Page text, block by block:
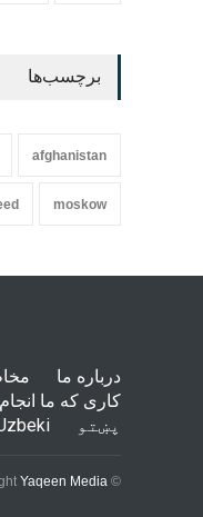
برچسب‌ها
afghanistan
moskow
درباره ما
کاری که ما
پښتو
© Copyright
Yaqeen Media